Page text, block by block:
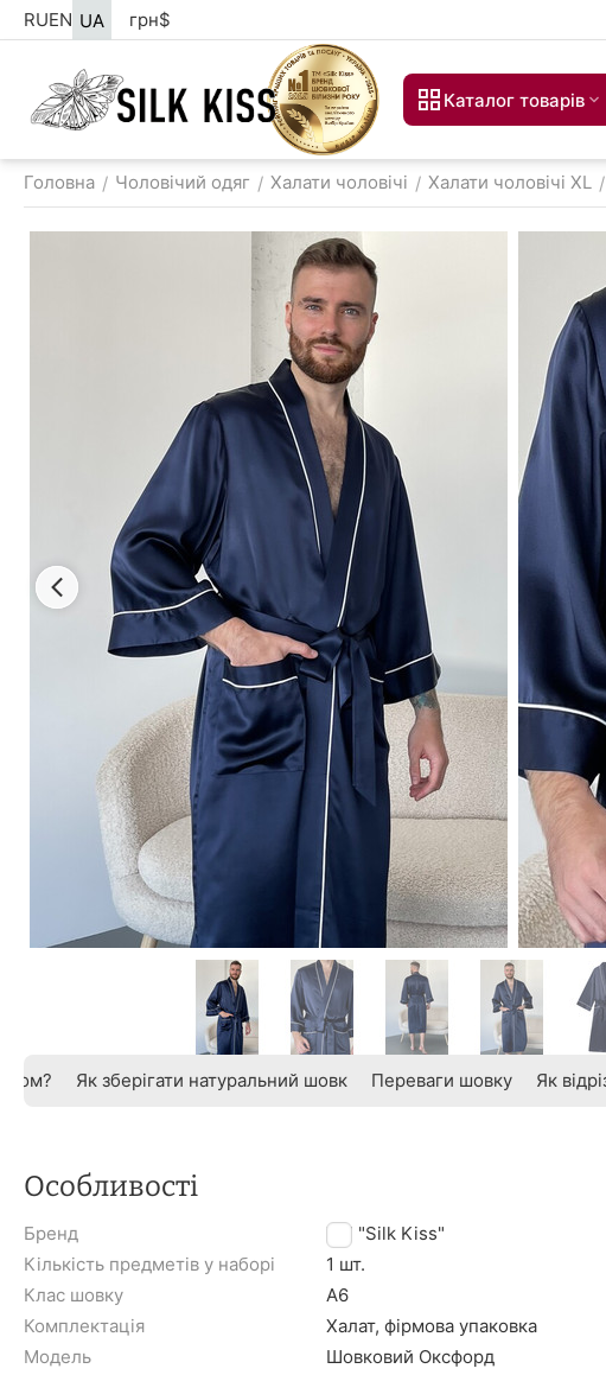
RUEN UA грн$
Каталог товарiв
Головна / Чоловічий одяг / Халати чоловічі / Халати чоловічі XL /
Як зберігати натуральний шовк Переваги шовку Як
Особливості
Бренд
TM "Silk Kiss"
Кількість предметів у наборі
1 шт.
Клас шовку
A6
Комплектація
Халат, фірмова упаковка
Модель
Шовковий Оксфорд